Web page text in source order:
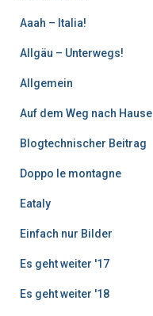
Aaah – Italia!
Allgäu – Unterwegs!
Allgemein
Auf dem Weg nach Hause
Blogtechnischer Beitrag
Doppo le montagne
Eataly
Einfach nur Bilder
Es geht weiter '17
Es geht weiter '18